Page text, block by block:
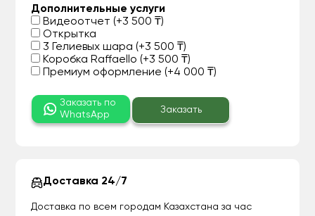
Дополнительные услуги
Видеоотчет (+3 500 ₸)
Открытка
3 Гелиевых шара (+3 500 ₸)
Коробка Raffaello (+3 500 ₸)
Премиум оформление (+4 000 ₸)
Заказать по
WhatsApp
Заказать
Доставка 24/7
Доставка по всем городам Казахстана за час